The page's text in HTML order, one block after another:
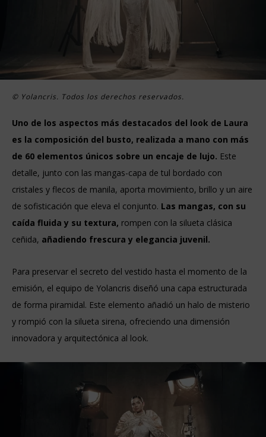
© Yolancris. Todos los derechos reservados.
Uno de los aspectos más destacados del look de Laura
es la composición del busto, realizada a mano con más
de 60 elementos únicos sobre un encaje de lujo. Este
detalle, junto con las mangas-capa de tul bordado con
cristales y flecos de manila, aporta movimiento, brillo y un aire
de sofisticación que eleva el conjunto. Las mangas, con su
caída fluida y su textura, rompen con la silueta clásica
ceñida, añadiendo frescura y elegancia juvenil.
Para preservar el secreto del vestido hasta el momento de la
emisión, el equipo de Yolancris diseñó una capa estructurada
de forma piramidal. Este elemento añadió un halo de misterio
y rompió con la silueta sirena, ofreciendo una dimensión
innovadora y arquitectónica al look.